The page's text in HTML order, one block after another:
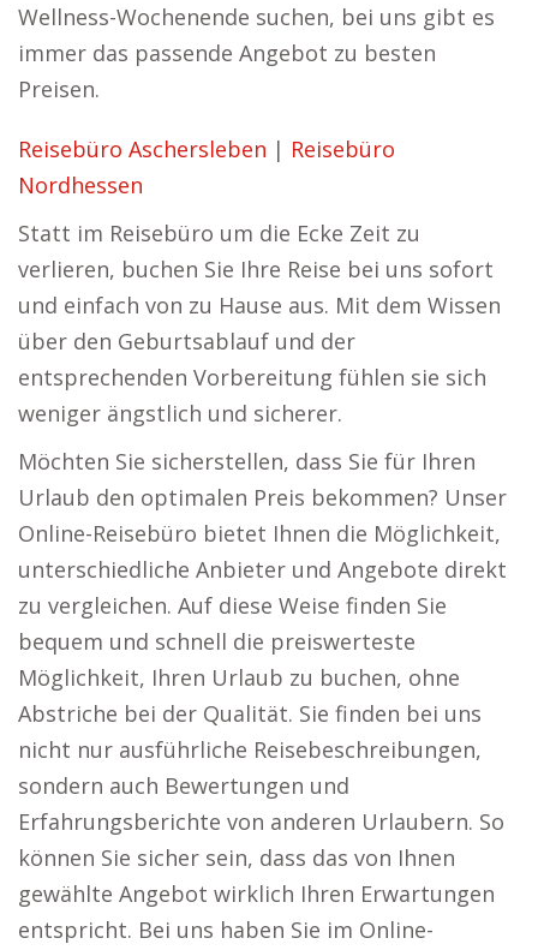
Wellness-Wochenende suchen, bei uns gibt es
immer das passende Angebot zu besten
Preisen.
Reisebüro Aschersleben | Reisebüro
Nordhessen
Statt im Reisebüro um die Ecke Zeit zu
verlieren, buchen Sie Ihre Reise bei uns sofort
und einfach von zu Hause aus. Mit dem Wissen
über den Geburtsablauf und der
entsprechenden Vorbereitung fühlen sie sich
weniger ängstlich und sicherer.
Möchten Sie sicherstellen, dass Sie für Ihren
Urlaub den optimalen Preis bekommen? Unser
Online-Reisebüro bietet Ihnen die Möglichkeit,
unterschiedliche Anbieter und Angebote direkt
zu vergleichen. Auf diese Weise finden Sie
bequem und schnell die preiswerteste
Möglichkeit, Ihren Urlaub zu buchen, ohne
Abstriche bei der Qualität. Sie finden bei uns
nicht nur ausführliche Reisebeschreibungen,
sondern auch Bewertungen und
Erfahrungsberichte von anderen Urlaubern. So
können Sie sicher sein, dass das von Ihnen
gewählte Angebot wirklich Ihren Erwartungen
entspricht. Bei uns haben Sie im Online-